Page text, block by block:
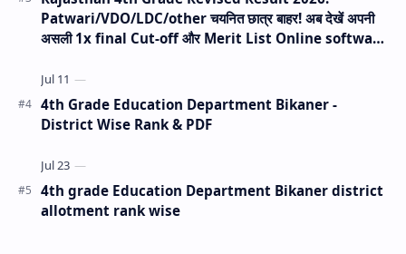
Patwari/VDO/LDC/other चयनित छात्र बाहर! अब देखें अपनी
असली 1x final Cut-off और Merit List Online software
4th Grade Education Department Bikaner -
District Wise Rank & PDF
4th grade Education Department Bikaner district
allotment rank wise